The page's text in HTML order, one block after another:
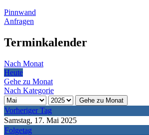
Pinnwand
Anfragen
Terminkalender
Nach Monat
Heute
Gehe zu Monat
Nach Kategorie
Gehe zu Monat
Vorheriger Tag
Samstag, 17. Mai 2025
Folgetag